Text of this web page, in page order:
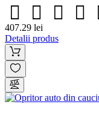
407.29 lei
Detalii produs